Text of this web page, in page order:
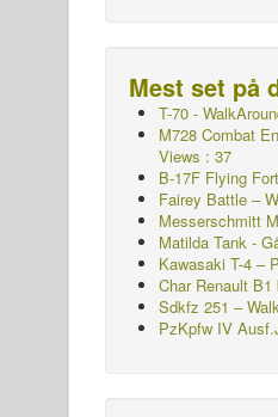
Mest set på
T-70 -
M728 Combat
Views : 37
B-17F Flying
Fairey Battle –
Messerschmitt
Matilda Tank -
Kawasaki T-4 –
Char Renault
Sdkfz 251 –
PzKpfw IV